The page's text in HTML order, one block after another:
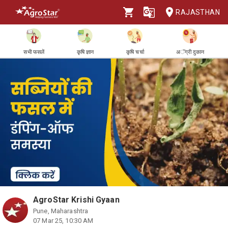
RAJASTHAN
सभी फसलें कृषि ज्ञान कृषि चर्चा अॅग्री दुकान
AgroStar Krishi Gyaan
Pune, Maharashtra
07 Mar 25, 10:30 AM